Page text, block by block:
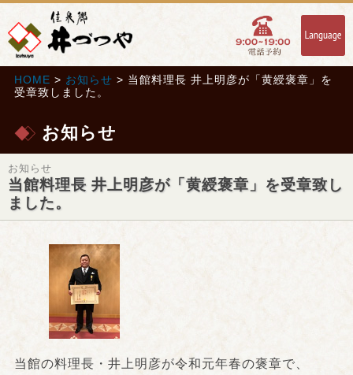
HOME > お知らせ > 当館料理長 井上明彦が「黄綬褒章」を
受章致しました。
お知らせ
お知らせ
当館料理長 井上明彦が「黄綬褒章」を受章致し
ました。
当館の料理長・井上明彦が令和元年春の褒章で、